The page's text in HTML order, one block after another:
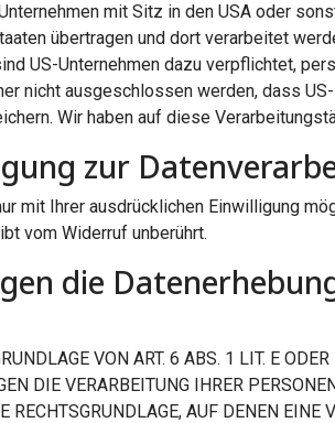
mit Sitz in den USA oder
übertragen und dort verarbeitet
US-Unternehmen dazu verpflichtet,
nicht ausgeschlossen werden, dass
Wir haben auf diese
zur
mit Ihrer ausdrücklichen Einwilligung
vom Widerruf unberührt.
die
VON ART. 6 ABS. 1 LIT. E
DIE VERARBEITUNG IHRER
AUF DENEN